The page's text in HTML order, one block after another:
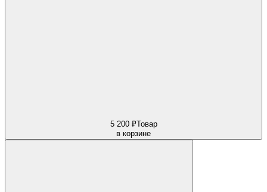
5 200 ₽Товар
в корзине